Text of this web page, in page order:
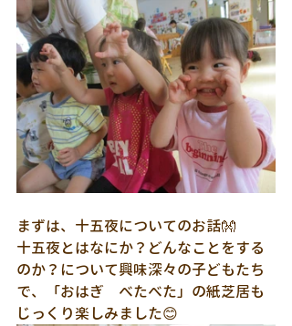
まずは、十五夜についてのお話👐
十五夜とはなにか？どんなことをする
のか？について興味深々の子どもたち
で、「おはぎ　べたべた」の紙芝居も
じっくり楽しみました😊